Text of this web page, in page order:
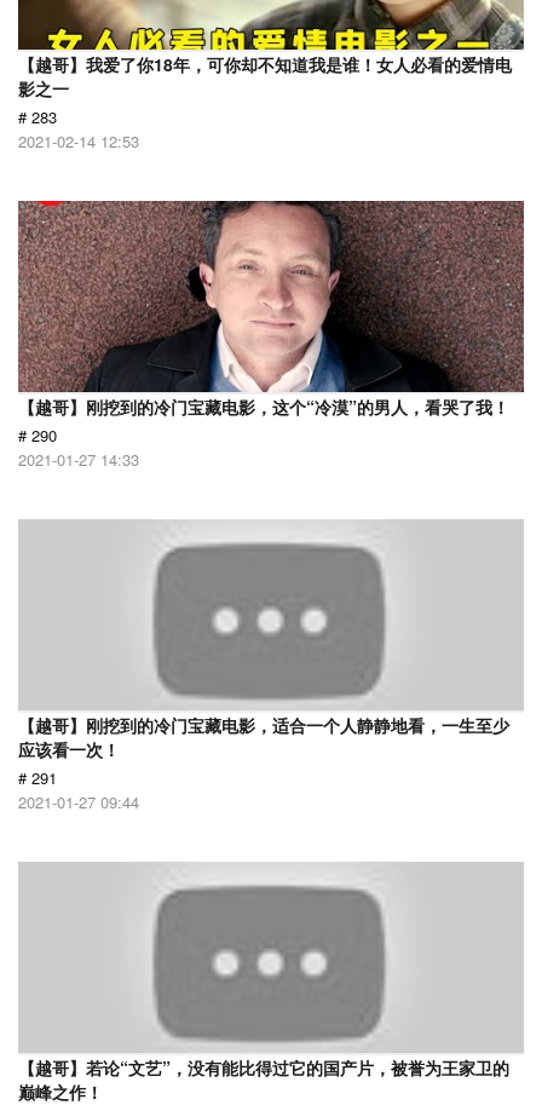
【越哥】我爱了你18年，可你却不知道我是谁！女人必看的爱情电
影之一
# 283
2021-02-14 12:53
【越哥】刚挖到的冷门宝藏电影，这个“冷漠”的男人，看哭了我！
# 290
2021-01-27 14:33
【越哥】刚挖到的冷门宝藏电影，适合一个人静静地看，一生至少
应该看一次！
# 291
2021-01-27 09:44
【越哥】若论“文艺”，没有能比得过它的国产片，被誉为王家卫的
巅峰之作！